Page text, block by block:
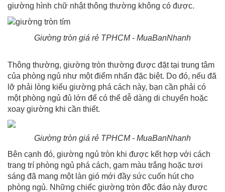
giường hình chữ nhật thông thường không có được.
Giường tròn giá rẻ TPHCM - MuaBanNhanh
Thông thường, giường tròn thường được đặt tại trung tâm
của phòng ngủ như một điểm nhấn đặc biệt. Do đó, nếu đã
lỡ phải lòng kiểu giường phá cách này, bạn cần phải có
một phòng ngủ đủ lớn để có thể dễ dàng di chuyển hoặc
xoay giường khi cần thiết.
Giường tròn giá rẻ TPHCM - MuaBanNhanh
Bên cạnh đó, giường ngủ tròn khi được kết hợp với cách
trang trí phòng ngủ phá cách, gam màu trắng hoặc tươi
sáng đã mang một làn gió mới đầy sức cuốn hút cho
phòng ngủ. Những chiếc giường tròn độc đáo này được